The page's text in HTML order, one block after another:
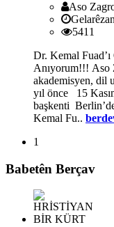
Aso
5411
Dr. Kemal
Anıyorum!!! Aso
akademisyen, dil
yıl önce 15
başkenti
Kemal Fu..
1
Babetên Berçav